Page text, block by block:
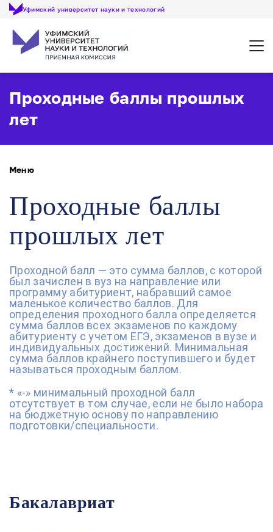
Уфимский университет науки и технологий
Проходные баллы прошлых
лет
Меню
Проходные баллы
прошлых лет
Проходной балл — это сумма баллов, с которой
был зачислен в вуз на направление или
программу абитуриент, набравший самое
маленькое количество баллов. Для
определения проходного балла определяется
сумма баллов всех экзаменов по каждому
абитуриенту с учетом ЕГЭ, экзаменов в вузе и
индивидуальных достижений. Минимальная
сумма баллов крайнего поступившего и будет
называться проходным баллом.
* «-» минимальный проходной балл
отсутствует в том случае, если не было набора
на бюджетную основу по направлению
подготовки/специальности.
Бакалавриат